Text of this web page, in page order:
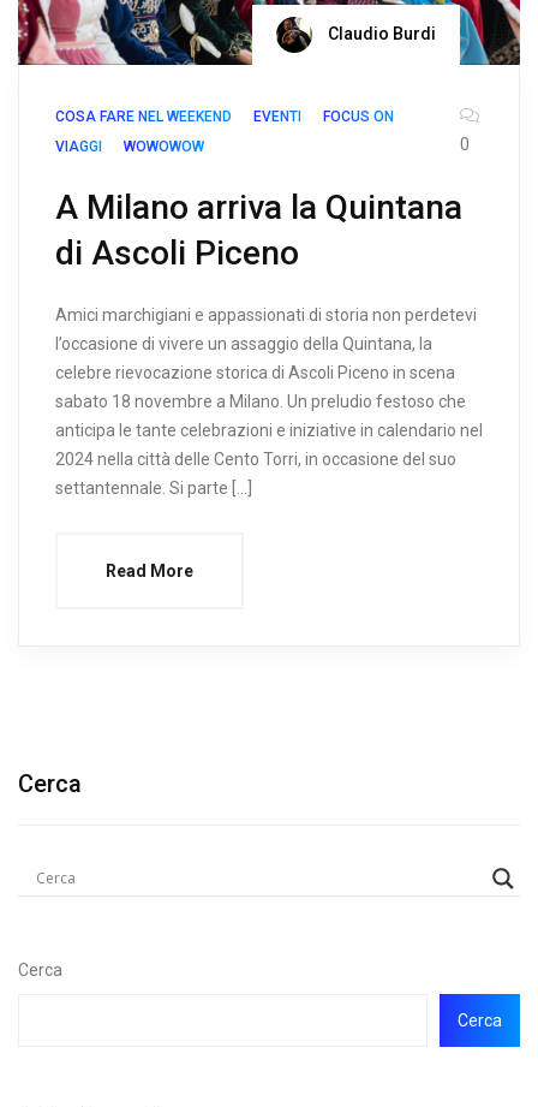
Claudio Burdi
COSA FARE NEL WEEKEND EVENTI
FOCUS ON
VIAGGI
WOWOWOW 0
A Milano arriva la Quintana
di Ascoli Piceno
Amici marchigiani e appassionati di storia non perdetevi
l’occasione di vivere un assaggio della Quintana, la
celebre rievocazione storica di Ascoli Piceno in scena
sabato 18 novembre a Milano. Un preludio festoso che
anticipa le tante celebrazioni e iniziative in calendario nel
2024 nella città delle Cento Torri, in occasione del suo
settantennale. Si parte […]
Read More
Cerca
Cerca
Cerca